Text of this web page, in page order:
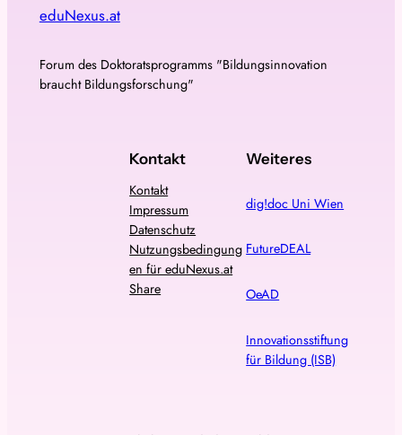
eduNexus.at
Forum des Doktoratsprogramms "Bildungsinnovation
braucht Bildungsforschung"
Kontakt
Kontakt
Impressum
Datenschutz
Nutzungsbedingung
en für eduNexus.at
Share
Weiteres
dig!doc Uni Wien
FutureDEAL
OeAD
Innovationsstiftung
für Bildung (ISB)